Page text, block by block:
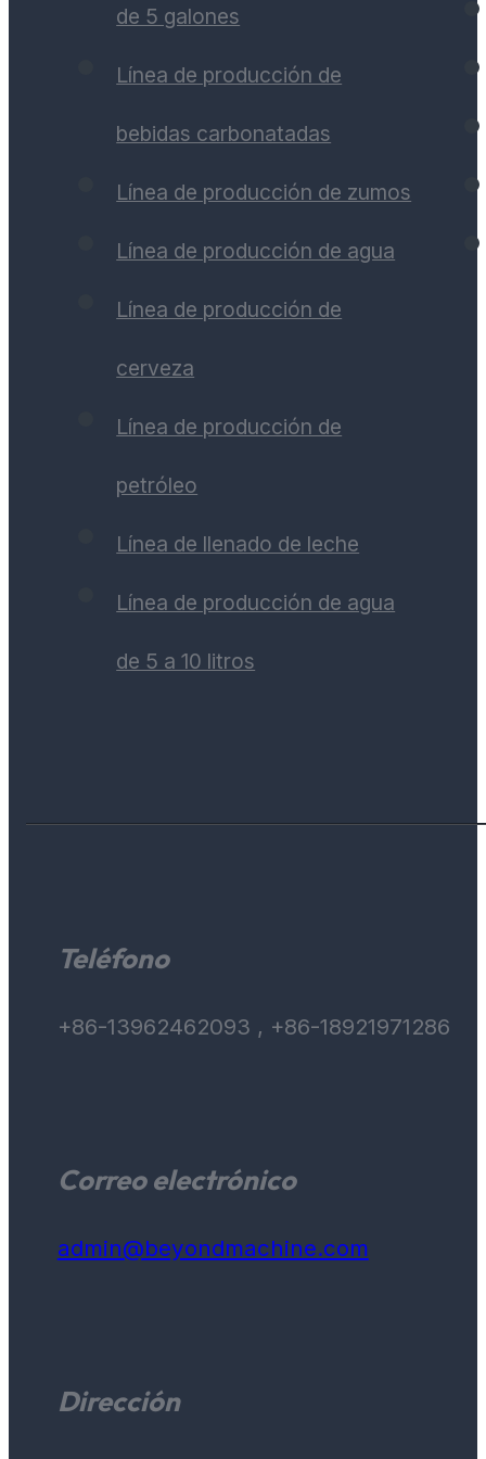
de 5 galones
Línea de producción de
bebidas carbonatadas
Línea de producción de zumos
Línea de producción de agua
Línea de producción de
cerveza
Línea de producción de
petróleo
Línea de llenado de leche
Línea de producción de agua
de 5 a 10 litros
Teléfono
+86-13962462093 , +86-18921971286
Correo electrónico
admin@beyondmachine.com
Dirección